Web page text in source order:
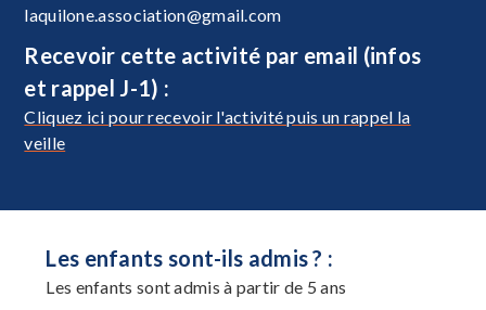
laquilone.association@gmail.com
Recevoir cette activité par email (infos
et rappel J-1) :
Cliquez ici pour recevoir l'activité puis un rappel la
veille
Les enfants sont-ils admis ? :
Les enfants sont admis à partir de 5 ans